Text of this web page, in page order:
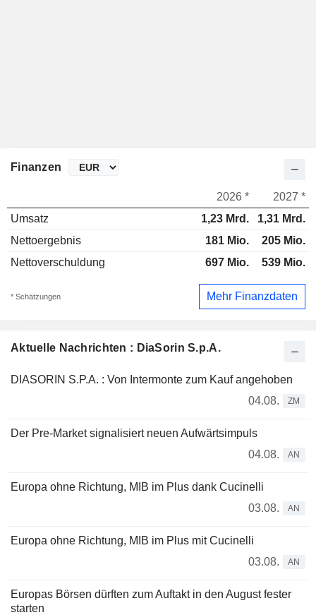
Aktuelle Nachrichten : DiaSorin S.p.A.
DIASORIN S.P.A. : Von Intermonte zum Kauf angehoben
04.08.
ZM
Der Pre-Market signalisiert neuen Aufwärtsimpuls
04.08.
AN
Europa ohne Richtung, MIB im Plus dank Cucinelli
03.08.
AN
Europa ohne Richtung, MIB im Plus mit Cucinelli
03.08.
AN
Europas Börsen dürften zum Auftakt in den August fester
starten
Finanzen
2026 *
2027 *
Umsatz
1,23 Mrd.
1,31 Mrd.
Nettoergebnis
181 Mio.
205 Mio.
Nettoverschuldung
697 Mio. 539 Mio.
* Schätzungen Mehr Finanzdaten